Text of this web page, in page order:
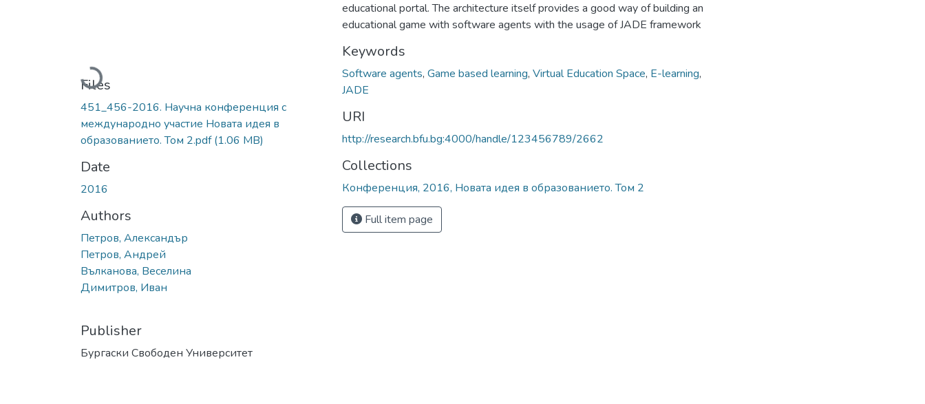
Loading...
Files
451_456-2016. Научна конференция с
международно участие Новата идея в
образованието. Том 2.pdf(1.06 MB)
Date
2016
Authors
Петров, Александър
Петров, Андрей
Вълканова, Веселина
Димитров, Иван
Publisher
Бургаски Свободен Университет
educational portal. The architecture itself provides a good way of building an
educational game with software agents with the usage of JADE framework
Keywords
Software agents, Game based learning, Virtual Education Space, E-learning,
JADE
URI
http://research.bfu.bg:4000/handle/123456789/2662
Collections
Конференция, 2016, Новата идея в образованието. Том 2
Full item page